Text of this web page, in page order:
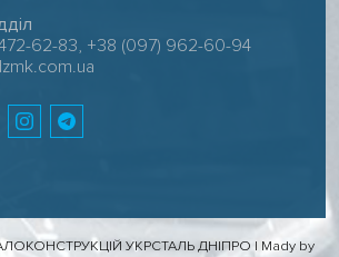
62-83, +38 (097) 962-60-94
УКРСТАЛЬ ДНІПРО | Mady by